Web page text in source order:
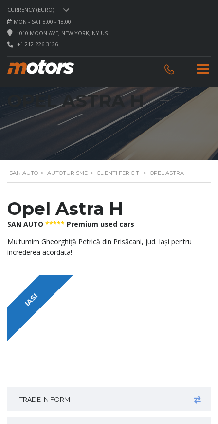
CURRENCY (EURO)
MON - SAT 8.00 - 18.00
1010 MOON AVE, NEW YORK, NY US
+1 212-226-3126
OPEL ASTRA H
SAN AUTO > AUTOTURISME > CLIENTI FERICITI > OPEL ASTRA H
Opel Astra H
SAN AUTO ***** Premium used cars
Multumim Gheorghiță Petrică din Prisăcani, jud. Iași pentru
increderea acordata!
IASI
TRADE IN FORM